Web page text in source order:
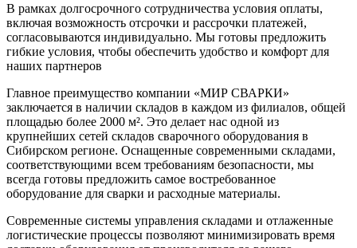
В рамках долгосрочного сотрудничества условия оплаты,
включая возможность отсрочки и рассрочки платежей,
согласовываются индивидуально. Мы готовы предложить
гибкие условия, чтобы обеспечить удобство и комфорт для
наших партнеров
Главное преимущество компании «МИР СВАРКИ»
заключается в наличии складов в каждом из филиалов, общей
площадью более 2000 м². Это делает нас одной из
крупнейших сетей складов сварочного оборудования в
Сибирском регионе. Оснащенные современными складами,
соответствующими всем требованиям безопасности, мы
всегда готовы предложить самое востребованное
оборудование для сварки и расходные материалы.
Современные системы управления складами и отлаженные
логистические процессы позволяют минимизировать время